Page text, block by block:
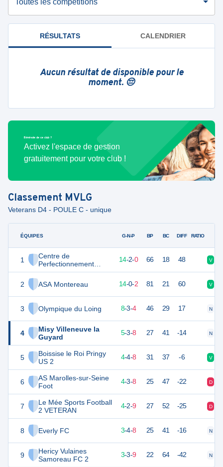
RÉSULTATS CALENDRIER
Aucun résultat de disponible pour le
moment. 😔
Bénévole de ce club ?
Activez l'espace de gestion
gratuitement pour votre club !
Classement MVLG
Veterans D4 - POULE C - unique
ÉQUIPES
1
Centre de
Perfectionnement
Sportif du Provinois
2
ASA Montereau
3 Olympique du Loing
4
Misy Villeneuve la
Guyard
5
Boissise le Roi Pringy
US 2
6
AS Marolles-sur-Seine
Foot
7
Le Mée Sports Football
2 VETERAN
8 Everly FC
9
Hericy Vulaines
Samoreau FC 2
G-N-P BP BC DIFF RATIO
14-2-0 66 18 48 V
42 14-0-2 81 21 60 V
25 8-3-4 46 29 17 N
18 5-3-8 27 41 -14 N
16 16 4-4-8 31 37 -6 V
14 16 4-3-8 25 47 -22 D
13 16 4-2-9 27 52 -25 D
3-4-8 25 41 -16 N
11 3-3-9 22 64 -42 N